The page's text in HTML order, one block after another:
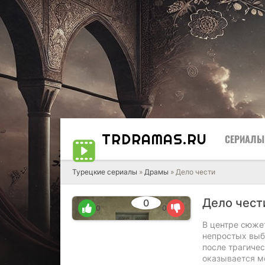
TRDRAMAS.RU СЕРИАЛЫ
Турецкие сериалы » Драмы » Дело чести
Дело
0
0 0
В центре
непростых
после
оказывается